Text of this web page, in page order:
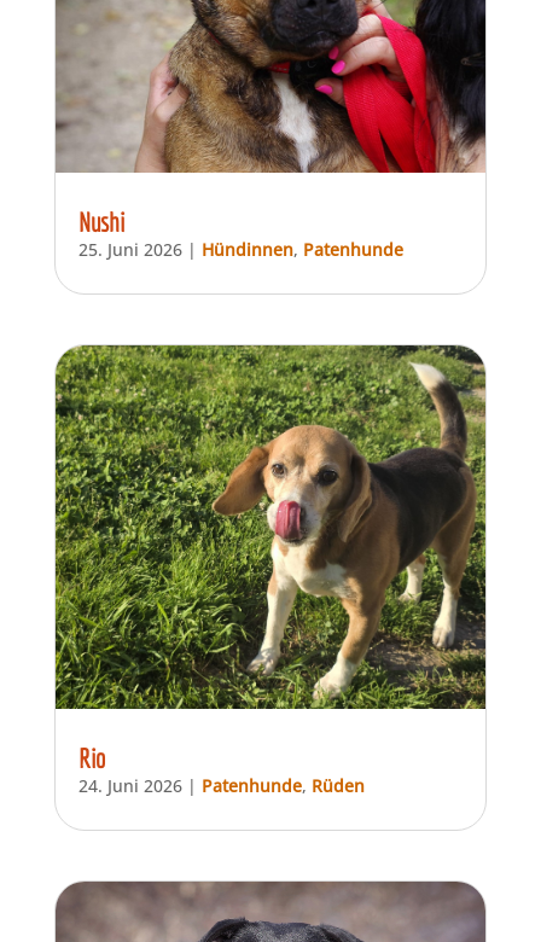
Nushi
25. Juni 2026| Hündinnen, Patenhunde
Rio
24. Juni 2026| Patenhunde, Rüden